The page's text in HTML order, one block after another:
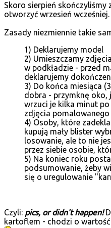
Skoro sierpień
otworzyć wrzesień wcześniej.
Zasady niezmiennie takie
1) Deklarujemy model
2) Umieszczamy
w podkładzie - przed
deklarujemy
3) Do końca miesiąca
dobra - przymknę oko,
wrzuci je kilka minut
zdjęcia
4) Osoby, które
kupują mały blister
losowanie, ale to nie
przez siebie osobie,
5) Na koniec roku
podsumowanie, żeby
się o uregulowanie
Czyli: pics, or didn't happen!
kartoflem - chodzi o